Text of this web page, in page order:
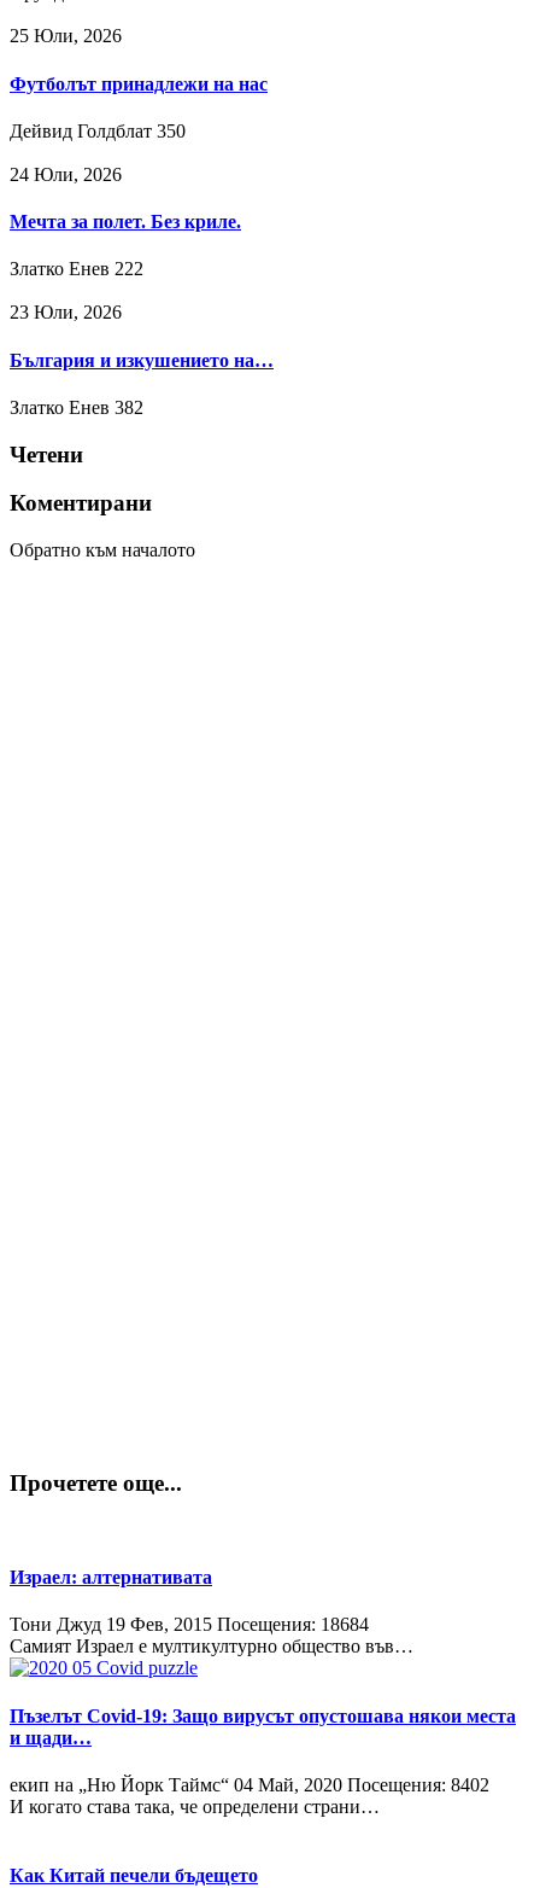
25 Юли, 2026
Футболът принадлежи на нас
Дейвид Голдблат 350
24 Юли, 2026
Мечта за полет. Без криле.
Златко Енев 222
23 Юли, 2026
България и изкушението на…
Златко Енев 382
Четени
Коментирани
Обратно към началото
Прочетете още...
Израел: алтернативата
Тони Джуд 19 Фев, 2015 Посещения: 18684
Самият Израел е мултикултурно общество във…
Пъзелът Covid-19: Защо вирусът опустошава някои места
и щади…
екип на „Ню Йорк Таймс“ 04 Май, 2020 Посещения: 8402
И когато става така, че определени страни…
Как Китай печели бъдещето